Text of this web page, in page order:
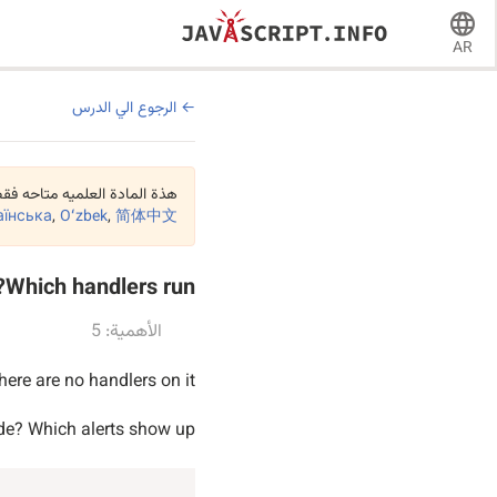
AR
الرجوع الي الدرس
هذة المادة العلميه متاحه
, Oʻzbek, 简体中文
Which handlers run?
الأهمية: 5
are no handlers on it.
Which alerts show up?